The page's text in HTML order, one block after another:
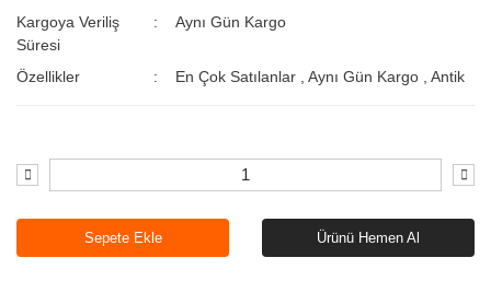
Kargoya Veriliş
Süresi
Aynı Gün Kargo
Özellikler En Çok Satılanlar ,Aynı Gün Kargo ,Antik
Sepete Ekle Ürünü Hemen Al